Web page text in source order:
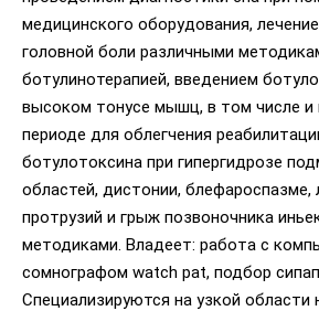
медицинского оборудования,
головной боли различными
ботулинотерапией, введением
высоком тонусе мышц, в том числе и
периоде для облегчения
ботулотоксина при гипергидрозе
областей, дистонии, блефароспазме,
протрузий и грыж позвоночника
методиками. Владеет: работа с
сомнографом watch pat, подбор
Специализируются на узкой области